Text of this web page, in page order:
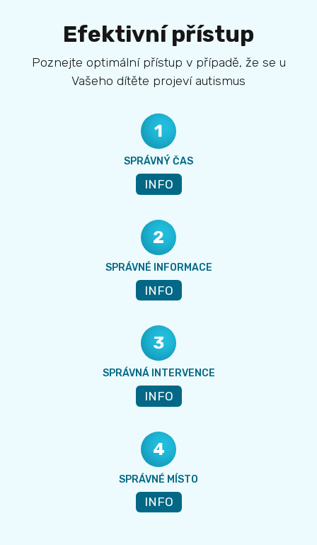
Efektivní přístup
Poznejte optimální přístup v případě, že se u
Vašeho dítěte projeví autismus
1
SPRÁVNÝ ČAS
INFO
2
SPRÁVNÉ INFORMACE
INFO
3
SPRÁVNÁ INTERVENCE
INFO
4
SPRÁVNÉ MÍSTO
INFO